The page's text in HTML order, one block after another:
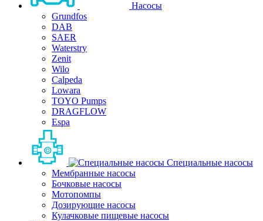
Насосы
Grundfos
DAB
SAER
Waterstry
Zenit
Wilo
Calpeda
Lowara
TOYO Pumps
DRAGFLOW
Espa
Специальные насосы
Мембранные насосы
Бочковые насосы
Мотопомпы
Дозирующие насосы
Кулачковые пищевые насосы